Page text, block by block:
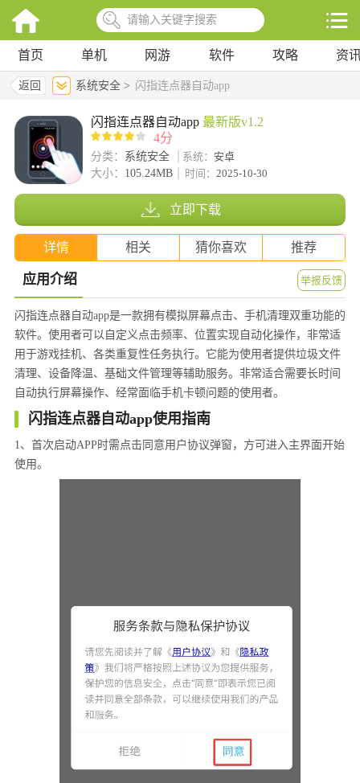
首页 单机 网游 软件 攻略 资
返回 系统安全 > 闪指连点器自动app
闪指连点器自动app 最新版v1.2
4分
分类： 系统安全 系统： 安卓
大小： 105.24MB 时间： 2025-10-30
立即下载
详情 相关 猜你喜欢 推荐
应用介绍 举报反馈
闪指连点器自动app是一款拥有模拟屏幕点击、手机清理双重功能的
软件。使用者可以自定义点击频率、位置实现自动化操作，非常适
用于游戏挂机、各类重复性任务执行。它能为使用者提供垃圾文件
清理、设备降温、基础文件管理等辅助服务。非常适合需要长时间
自动执行屏幕操作、经常面临手机卡顿问题的使用者。
闪指连点器自动app使用指南
1、首次启动APP时需点击同意用户协议弹窗，方可进入主界面开始
使用。